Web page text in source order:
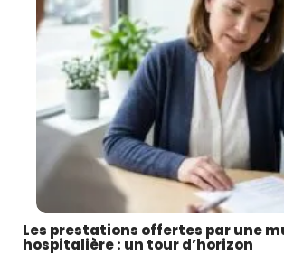
Les prestations offertes par une
hospitalière : un tour d’horizon